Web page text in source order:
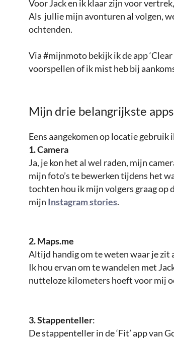
Voor Jack en ik klaar zijn voor
Als jullie mijn avonturen al volgen,
ochtenden.
Via #mijnmoto bekijk ik de app
voorspellen of ik mist heb bij
Mijn drie belangrijkste apps
Eens aangekomen op locatie gebruik
1. Camera
Ja, je kon het al wel raden, mijn
mijn foto’s te bewerken tijdens het
tochten hou ik mijn volgers graag op
mijn Instagram stories.
2. Maps.me
Altijd handig om te weten waar je zit
Ik hou ervan om te wandelen met
nutteloze kilometers hoeft voor mij
3. Stappenteller:
De stappenteller in de ‘Fit’ app van